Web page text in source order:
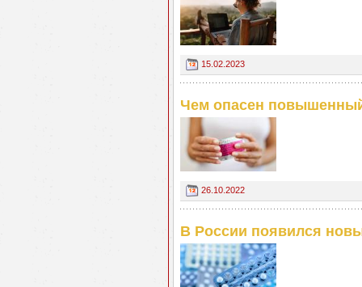
15.02.2023
Чем опасен
26.10.2022
В России появился